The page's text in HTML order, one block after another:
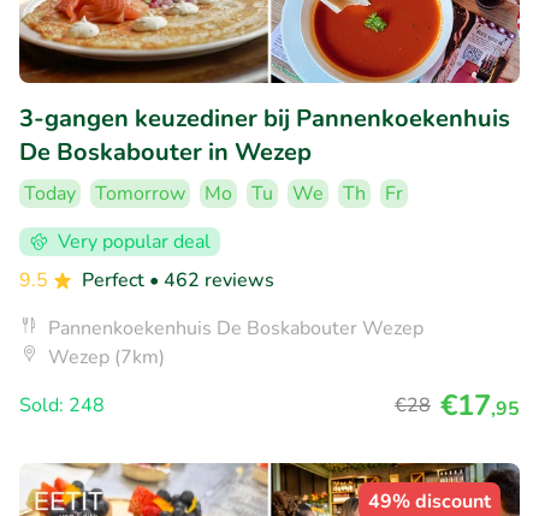
3-gangen keuzediner bij Pannenkoekenhuis
De Boskabouter in Wezep
Today Tomorrow Mo Tu We Th
Fr
Very popular deal
9.5
Perfect • 462 reviews
Pannenkoekenhuis De Boskabouter Wezep
Wezep (7km)
Sold: 248
€28 €17,95
49% discount